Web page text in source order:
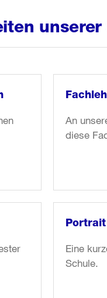
unserer
An
diese
zum
Portrait
Eine
Schule.